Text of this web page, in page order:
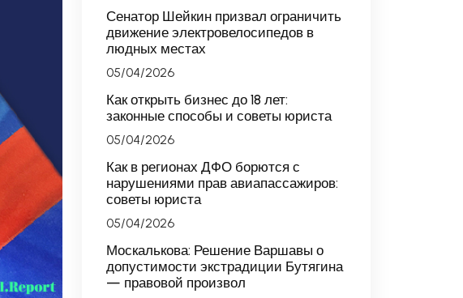
Сенатор Шейкин призвал ограничить
движение электровелосипедов в
людных местах
05/04/2026
Как открыть бизнес до 18 лет:
законные способы и советы юриста
05/04/2026
Как в регионах ДФО борются с
нарушениями прав авиапассажиров:
советы юриста
05/04/2026
Москалькова: Решение Варшавы о
допустимости экстрадиции Бутягина
— правовой произвол